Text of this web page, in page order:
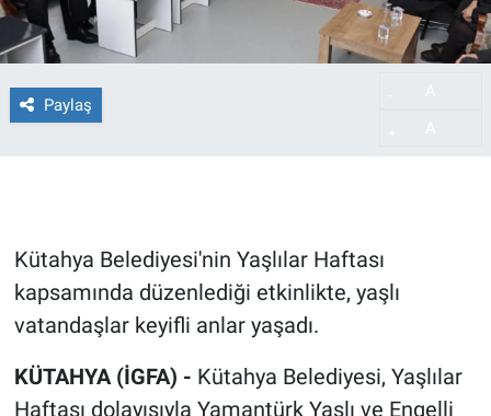
Paylaş
Kütahya Belediyesi'nin Yaşlılar Haftası
kapsamında düzenlediği etkinlikte, yaşlı
vatandaşlar keyifli anlar yaşadı.
KÜTAHYA (İGFA) - Kütahya Belediyesi, Yaşlılar
Haftası dolayısıyla Yamantürk Yaşlı ve Engelli